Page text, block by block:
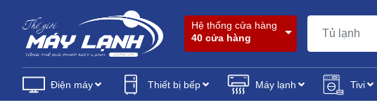
Hệ thống cửa hàng
40 cửa hàng
Điện máy Thiết bị bếp Máy lạnh Tivi